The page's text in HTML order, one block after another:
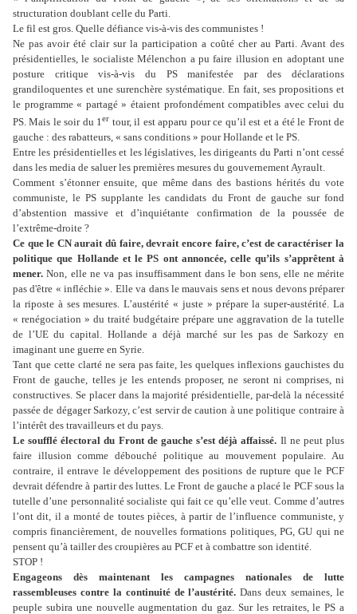
structuration doublant celle du Parti.
Le fil est gros. Quelle défiance vis-à-vis des communistes !
Ne pas avoir été clair sur la participation a coûté cher au Parti. Avant des
présidentielles, le socialiste Mélenchon a pu faire illusion en adoptant une
posture critique vis-à-vis du PS manifestée par des déclarations
grandiloquentes et une surenchère systématique. En fait, ses propositions et
le programme « partagé » étaient profondément compatibles avec celui du
PS. Mais le soir du 1er tour, il est apparu pour ce qu’il est et a été le Front de
gauche : des rabatteurs, « sans conditions » pour Hollande et le PS.
Entre les présidentielles et les législatives, les dirigeants du Parti n’ont cessé
dans les media de saluer les premières mesures du gouvernement Ayrault.
Comment s’étonner ensuite, que même dans des bastions hérités du vote
communiste, le PS supplante les candidats du Front de gauche sur fond
d’abstention massive et d’inquiétante confirmation de la poussée de
l’extrême-droite ?
Ce que le CN aurait dû faire, devrait encore faire, c’est de caractériser la
politique que Hollande et le PS ont annoncée, celle qu’ils s’apprêtent à
mener. Non, elle ne va pas insuffisamment dans le bon sens, elle ne mérite
pas d'être « infléchie ». Elle va dans le mauvais sens et nous devons préparer
la riposte à ses mesures. L’austérité « juste » prépare la super-austérité. La
« renégociation » du traité budgétaire prépare une aggravation de la tutelle
de l’UE du capital. Hollande a déjà marché sur les pas de Sarkozy en
imaginant une guerre en Syrie.
Tant que cette clarté ne sera pas faite, les quelques inflexions gauchistes du
Front de gauche, telles je les entends proposer, ne seront ni comprises, ni
constructives. Se placer dans la majorité présidentielle, par-delà la nécessité
passée de dégager Sarkozy, c’est servir de caution à une politique contraire à
l’intérêt des travailleurs et du pays.
Le soufflé électoral du Front de gauche s’est déjà affaissé. Il ne peut plus
faire illusion comme débouché politique au mouvement populaire. Au
contraire, il entrave le développement des positions de rupture que le PCF
devrait défendre à partir des luttes. Le Front de gauche a placé le PCF sous la
tutelle d’une personnalité socialiste qui fait ce qu’elle veut. Comme d’autres
l’ont dit, il a monté de toutes pièces, à partir de l’influence communiste, y
compris financièrement, de nouvelles formations politiques, PG, GU qui ne
pensent qu’à tailler des croupières au PCF et à combattre son identité.
STOP !
Engageons dès maintenant les campagnes nationales de lutte
rassembleuses contre la continuité de l’austérité. Dans deux semaines, le
peuple subira une nouvelle augmentation du gaz. Sur les retraites, le PS a